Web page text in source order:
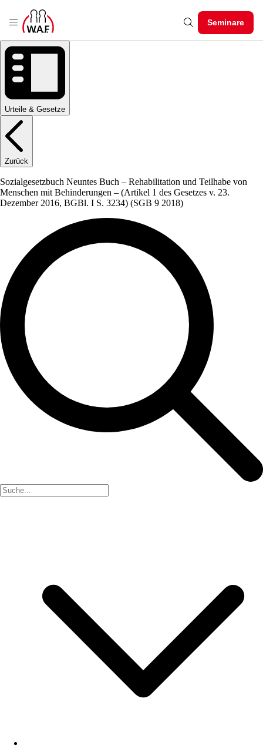
Seminare
Urteile & Gesetze
Zurück
Sozialgesetzbuch Neuntes Buch – Rehabilitation und Teilhabe von
Menschen mit Behinderungen – (Artikel 1 des Gesetzes v. 23.
Dezember 2016, BGBl. I S. 3234) (SGB 9 2018)